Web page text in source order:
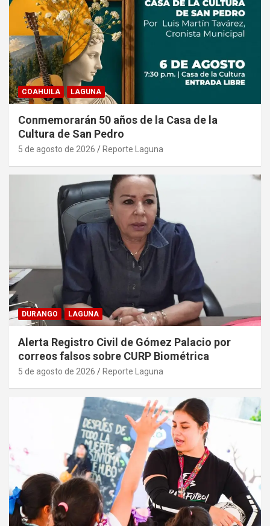
COAHUILA LAGUNA
Conmemorarán 50 años de la Casa de la
Cultura de San Pedro
5 de agosto de 2026 Reporte Laguna
DURANGO LAGUNA
Alerta Registro Civil de Gómez Palacio por
correos falsos sobre CURP Biométrica
5 de agosto de 2026 Reporte Laguna